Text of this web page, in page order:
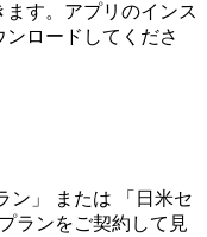
す。アプリのインス
ンロードしてくださ
ン 」 または 「 日米セ
ランをご契約して見